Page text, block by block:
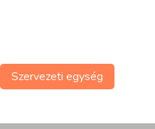
Szervezeti egység